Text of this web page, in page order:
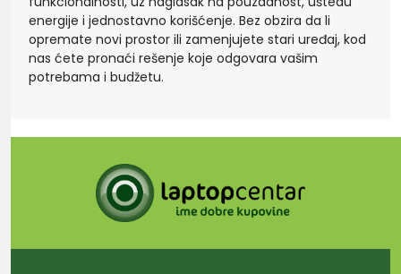
energije i jednostavno korišćenje. Bez obzira da li
opremate novi prostor ili zamenjujete stari uređaj, kod
nas ćete pronaći rešenje koje odgovara vašim
potrebama i budžetu.